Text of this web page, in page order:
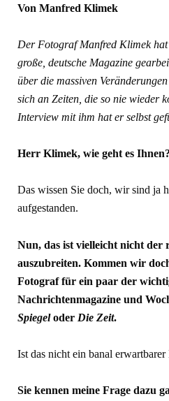
Von Manfred Klimek
Der Fotograf Manfred Klimek
große, deutsche Magazine
über die massiven
sich an Zeiten, die so nie wieder
Interview mit ihm hat er selbst
Herr Klimek, wie geht es Ihnen?
Das wissen Sie doch, wir sind ja
aufgestanden.
Nun, das ist vielleicht nicht der
auszubreiten. Kommen wir
Fotograf für ein paar der
Nachrichtenmagazine und
Spiegeloder Die Zeit.
Ist das nicht ein banal
Sie kennen meine Frage dazu